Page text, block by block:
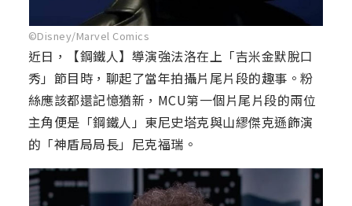
©Disney/Marvel Comics
近日，【鋼鐵人】導演強法洛在上「吉米金默脫口
秀」節目時，聊起了當年拍攝片尾片段的趣事。粉
絲應該都還記憶猶新，MCU第一個片尾片段的兩位
主角便是「鋼鐵人」東尼史塔克與山繆傑克遜飾演
的「神盾局局長」尼克福瑞。